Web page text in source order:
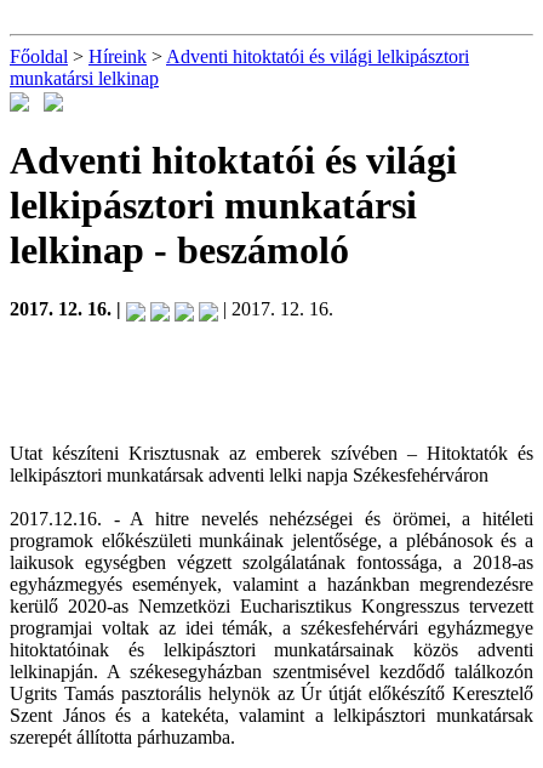
Főoldal > Híreink > Adventi hitoktatói és világi lelkipásztori
munkatársi lelkinap
Adventi hitoktatói és világi
lelkipásztori munkatársi
lelkinap - beszámoló
2017. 12. 16. | | 2017. 12. 16.
Utat készíteni Krisztusnak az emberek szívében – Hitoktatók és
lelkipásztori munkatársak adventi lelki napja Székesfehérváron
2017.12.16. - A hitre nevelés nehézségei és örömei, a hitéleti
programok előkészületi munkáinak jelentősége, a plébánosok és a
laikusok egységben végzett szolgálatának fontossága, a 2018-as
egyházmegyés események, valamint a hazánkban megrendezésre
kerülő 2020-as Nemzetközi Eucharisztikus Kongresszus tervezett
programjai voltak az idei témák, a székesfehérvári egyházmegye
hitoktatóinak és lelkipásztori munkatársainak közös adventi
lelkinapján. A székesegyházban szentmisével kezdődő találkozón
Ugrits Tamás pasztorális helynök az Úr útját előkészítő Keresztelő
Szent János és a katekéta, valamint a lelkipásztori munkatársak
szerepét állította párhuzamba.